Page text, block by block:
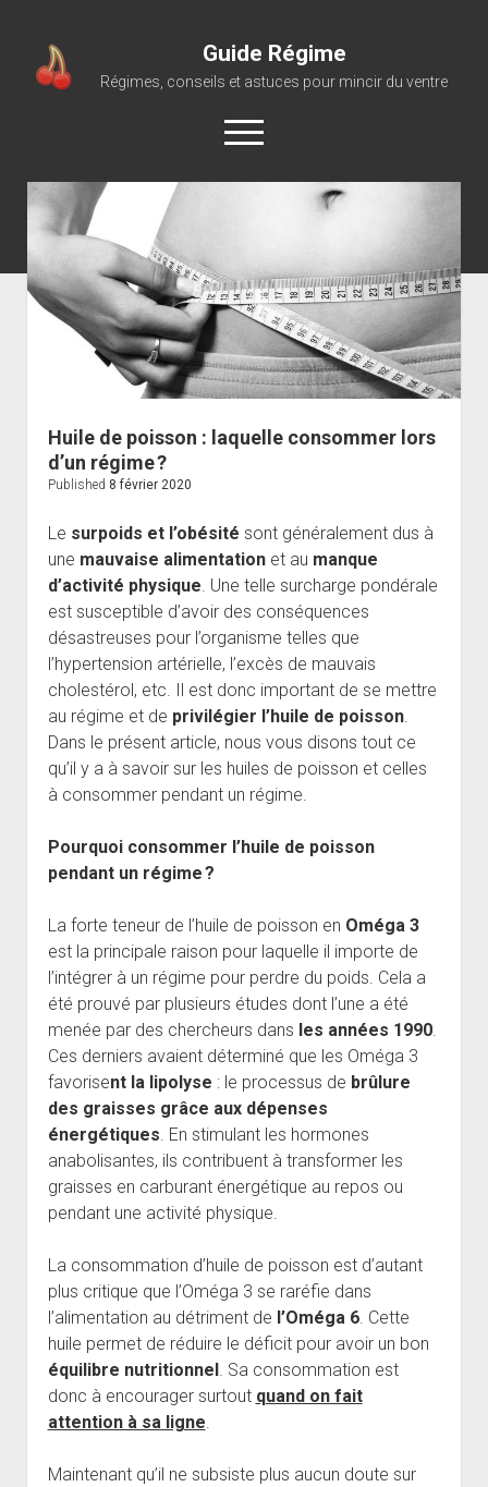
Guide Régime
Régimes, conseils et astuces pour mincir du ventre
open
menu
Huile de poisson : laquelle consommer lors
d’un régime ?
Published 8 février 2020
Le surpoids et l’obésité sont généralement dus à
une mauvaise alimentationet au manque
d’activité physique. Une telle surcharge pondérale
est susceptible d’avoir des conséquences
désastreuses pour l’organisme telles que
l’hypertension artérielle, l’excès de mauvais
cholestérol, etc. Il est donc important de se mettre
au régime et de privilégier l’huile de poisson.
Dans le présent article, nous vous disons tout ce
qu’il y a à savoir sur les huiles de poisson et celles
à consommer pendant un régime.
Pourquoi consommer l’huile de poisson
pendant un régime ?
La forte teneur de l’huile de poisson en Oméga 3
est la principale raison pour laquelle il importe de
l’intégrer à un régime pour perdre du poids. Cela a
été prouvé par plusieurs études dont l’une a été
menée par des chercheurs dans les années 1990.
Ces derniers avaient déterminé que les Oméga 3
favorisent la lipolyse : le processus de brûlure
des graisses grâce aux dépenses
énergétiques. En stimulant les hormones
anabolisantes, ils contribuent à transformer les
graisses en carburant énergétique au repos ou
pendant une activité physique.
La consommation d’huile de poisson est d’autant
plus critique que l’Oméga 3 se raréfie dans
l’alimentation au détriment de l’Oméga 6. Cette
huile permet de réduire le déficit pour avoir un bon
équilibre nutritionnel. Sa consommation est
donc à encourager surtout quand on fait
attention à sa ligne.
Maintenant qu’il ne subsiste plus aucun doute sur